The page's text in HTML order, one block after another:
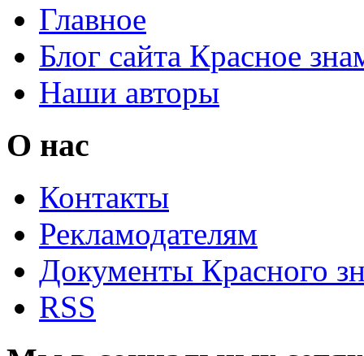
Главное
Блог сайта Красное
Наши авторы
О нас
Контакты
Рекламодателям
Документы Красного
RSS